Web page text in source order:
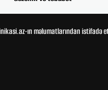
ın məlumatlarından